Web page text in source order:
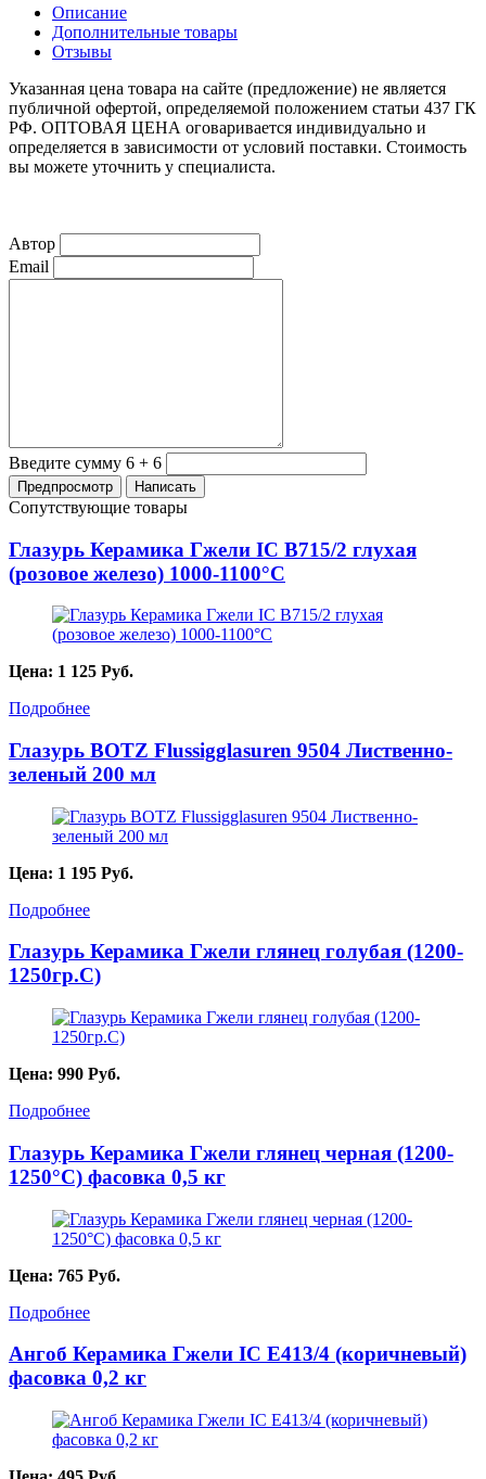
Описание
Дополнительные товары
Отзывы
Указанная цена товара на сайте (предложение) не является
публичной офертой, определяемой положением статьи 437 ГК
РФ. ОПТОВАЯ ЦЕНА оговаривается индивидуально и
определяется в зависимости от условий поставки. Стоимость
вы можете уточнить у специалиста.
Автор
Email
Введите сумму 6 + 6
Сопутствующие товары
Глазурь Керамика Гжели IC B715/2 глухая
(розовое железо) 1000-1100°С
Цена: 1 125 Руб.
Подробнее
Глазурь BOTZ Flussigglasuren 9504 Лиственно-
зеленый 200 мл
Цена: 1 195 Руб.
Подробнее
Глазурь Керамика Гжели глянец голубая (1200-
1250гр.С)
Цена: 990 Руб.
Подробнее
Глазурь Керамика Гжели глянец черная (1200-
1250°С) фасовка 0,5 кг
Цена: 765 Руб.
Подробнее
Ангоб Керамика Гжели IC Е413/4 (коричневый)
фасовка 0,2 кг